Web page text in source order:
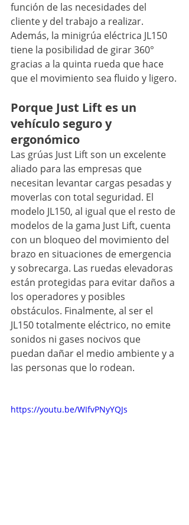
función de las necesidades del
cliente y del trabajo a realizar.
Además, la minigrúa eléctrica JL150
tiene la posibilidad de girar 360°
gracias a la quinta rueda que hace
que el movimiento sea fluido y ligero.
Porque Just Lift es un
vehículo seguro y
ergonómico
Las grúas Just Lift son un excelente
aliado para las empresas que
necesitan levantar cargas pesadas y
moverlas con total seguridad. El
modelo JL150, al igual que el resto de
modelos de la gama Just Lift, cuenta
con un bloqueo del movimiento del
brazo en situaciones de emergencia
y sobrecarga. Las ruedas elevadoras
están protegidas para evitar daños a
los operadores y posibles
obstáculos. Finalmente, al ser el
JL150 totalmente eléctrico, no emite
sonidos ni gases nocivos que
puedan dañar el medio ambiente y a
las personas que lo rodean.
https://youtu.be/WIfvPNyYQJs